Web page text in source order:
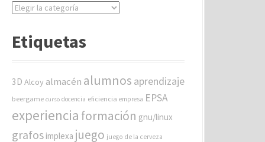
C
e
r
s
Etiquetas
3D Alcoy almacén alumnos aprendizaje
beergame curso docencia eficiencia empresa EPSA
experiencia formación gnu/linux
grafos implexa juego juego de la cerveza